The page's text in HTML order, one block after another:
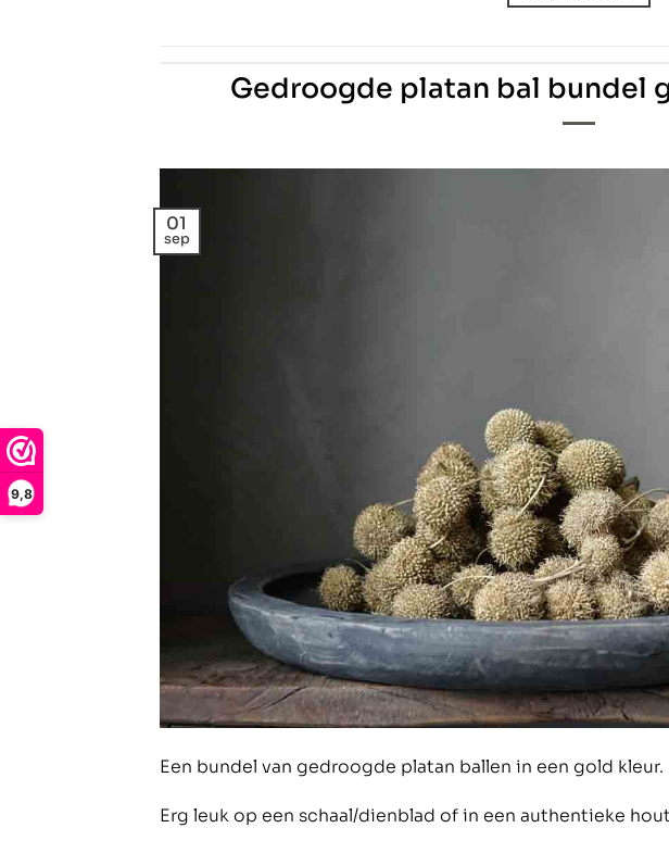
9,8
Gedroogde platan bal bundel
01
sep
Een bundel van gedroogde platan ballen in een gold kleur.
Erg leuk op een schaal/dienblad of in een authentieke